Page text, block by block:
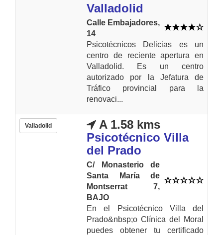
Valladolid
Calle Embajadores,
14
Psicotécnicos Delicias es un
centro de reciente apertura en
Valladolid. Es un centro
autorizado por la Jefatura de
Tráfico provincial para la
renovaci...
Valladolid
A 1.58 kms
Psicotécnico Villa
del Prado
C/ Monasterio de
Santa María de
Montserrat 7,
BAJO
En el Psicotécnico Villa del
Prado&nbsp;o Clínica del Moral
puedes obtener tu certificado